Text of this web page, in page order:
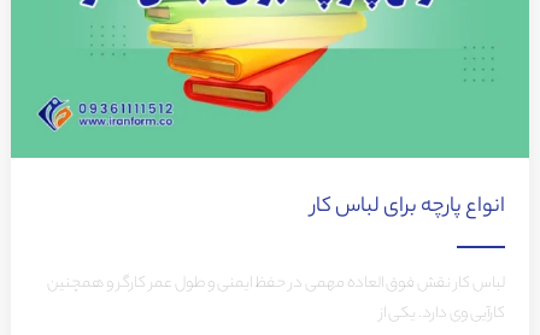
انواع پارچه برای لباس کار
لباس کار نقش فوق العاده مهمی در حفظ ایمنی و طول عمر کارگر و همچنین
کارآیی وی دارد. یکی از